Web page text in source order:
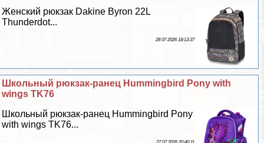
Женский рюкзак Dakine Byron 22L
Thunderdot...
28 07 2026 18:13:37
Школьный рюкзак-ранец Hummingbird Pony with
wings TK76
Школьный рюкзак-ранец Hummingbird Pony
with wings TK76...